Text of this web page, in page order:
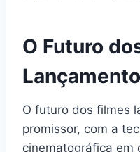
O Futuro
O futuro dos filmes
promissor, com a
cinematográfica em